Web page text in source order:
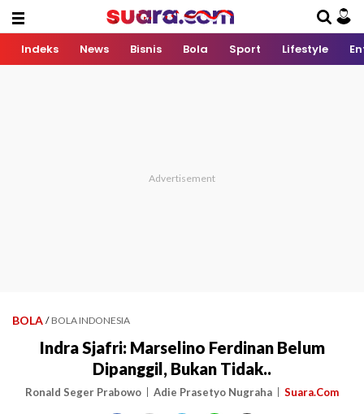
Indeks News Bisnis Bola Sport Lifestyle
BOLA / BOLA INDONESIA
Indra Sjafri: Marselino Ferdinan Belum
Dipanggil, Bukan Tidak..
Ronald Seger Prabowo Adie Prasetyo Nugraha Suara.Com